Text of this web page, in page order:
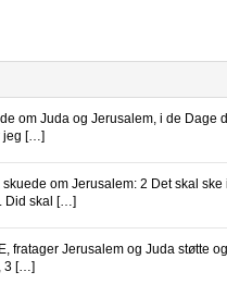
om Juda og Jerusalem, i de Dage
jeg […]
om Jerusalem: 2 Det skal
Did skal […]
fratager Jerusalem og Juda støtte
3 […]